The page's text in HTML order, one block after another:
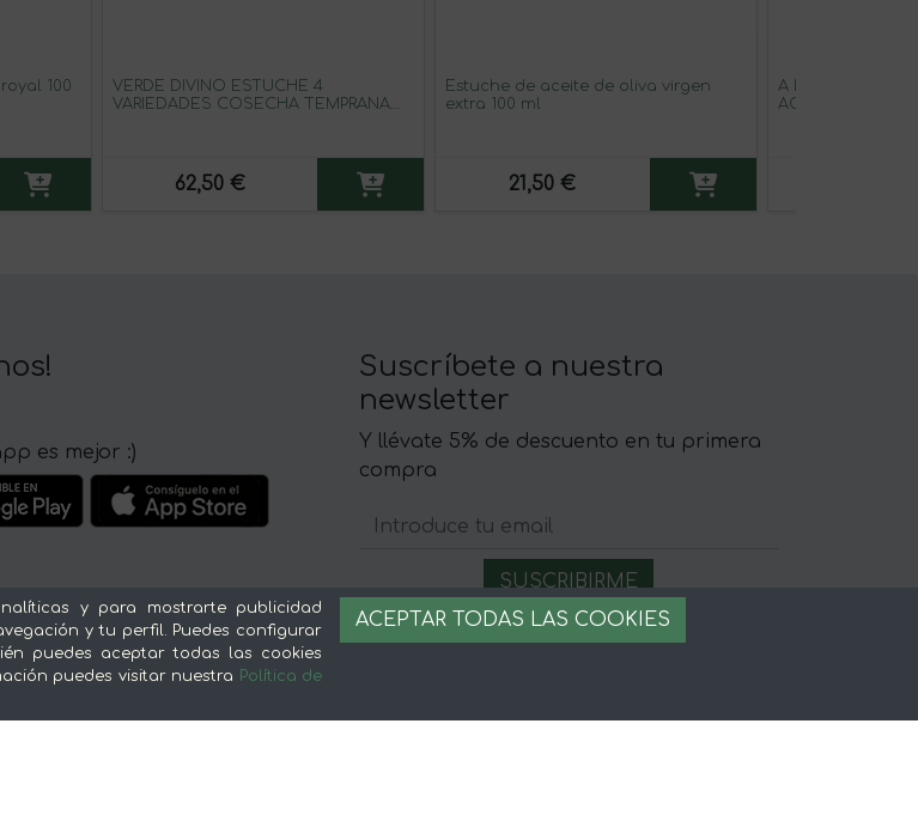
100
VERDE DIVINO ESTUCHE 4
VARIEDADES COSECHA TEMPRANA
62,50 €
Estuche de aceite de oliva virgen
extra 100 ml
21,50 €
A LA CARTA -
AOVE
es mejor :)
Suscríbete a nuestra
newsletter
Y llévate 5% de descuento en tu primera
compra
comprar comida online en
Legal
y para mostrarte publicidad
y tu perfil. Puedes configurar
puedes aceptar todas las cookies
puedes visitar nuestra Política de
ACEPTAR TODAS LAS COOKIES